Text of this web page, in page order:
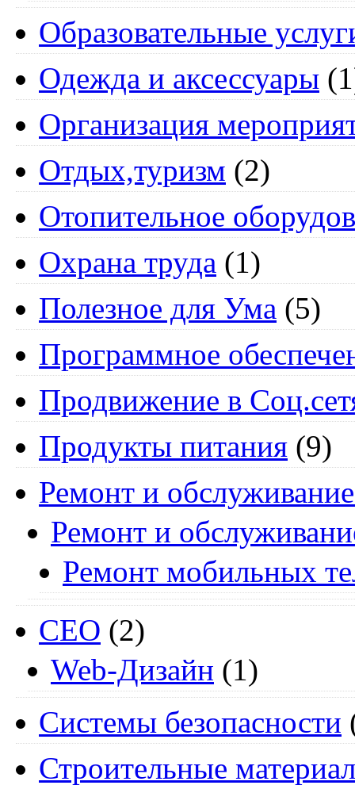
Образовательные
Одежда и аксессуары
Организация
Отдых,туризм (2)
Отопительное
Охрана труда (1)
Полезное для Ума (5)
Программное
Продвижение в
Продукты питания (9)
Ремонт и
Ремонт и
Ремонт мобильных
СЕО (2)
Web-Дизайн (1)
Системы безопасности
Строительные